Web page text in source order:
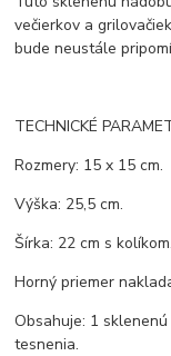
večierkov a
bude neustále
TECHNICKÉ
Rozmery: 15 x 15 cm.
Výška: 25,5 cm.
Šírka: 22 cm s kolíkom.
Horný priemer
Obsahuje: 1
tesnenia.